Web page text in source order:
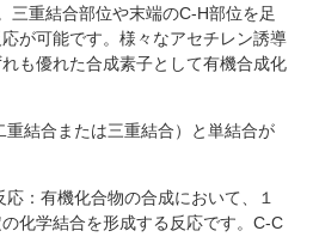
三重結合部位や末端のC-H部位を足
が可能です。様々なアセチレン誘導
も優れた合成素子として有機合成化
重結合または三重結合）と単結合が
：有機化合物の合成において、１
化学結合を形成する反応です。C-C